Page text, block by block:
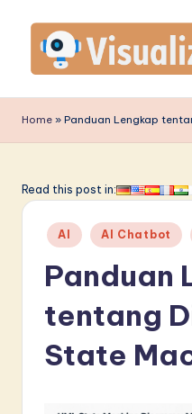
content
is
u
li
Home » Panduan Lengkap
Read this post in:
Posted
in
AI AI Chatbot
Panduan
tentang
State